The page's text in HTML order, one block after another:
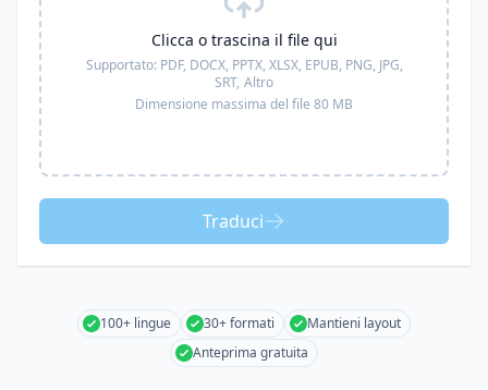
Clicca o trascina il file qui
Supportato: PDF, DOCX, PPTX, XLSX, EPUB, PNG, JPG,
SRT, Altro
Dimensione massima del file 80 MB
Traduci
100+ lingue 30+ formati
Mantieni layout
Anteprima gratuita